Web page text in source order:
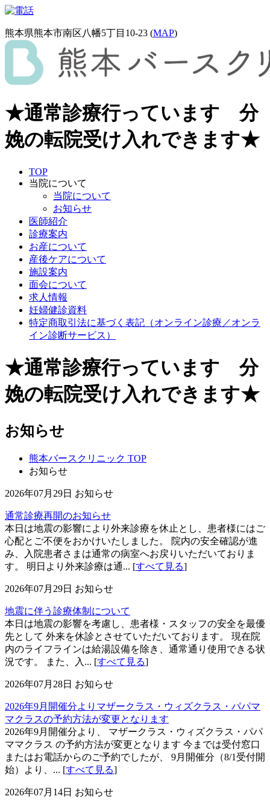
熊本県熊本市南区八幡5丁目10-23 (MAP)
★通常診療行っています 分
娩の転院受け入れできます★
TOP
当院について
当院について
お知らせ
医師紹介
診療案内
お産について
産後ケアについて
施設案内
面会について
求人情報
妊婦健診資料
特定商取引法に基づく表記（オンライン診療／オンラ
イン診断サービス）
★通常診療行っています 分
娩の転院受け入れできます★
お知らせ
熊本バースクリニック TOP
お知らせ
2026年07月29日 お知らせ
通常診療再開のお知らせ
本日は地震の影響により外来診療を休止とし、患者様にはご
心配とご不便をおかけいたしました。 院内の安全確認が進
み、入院患者さまは通常の病室へお戻りいただいておりま
す。 明日より外来診療は通... [すべて見る]
2026年07月29日 お知らせ
地震に伴う診療体制について
本日は地震の影響を考慮し、患者様・スタッフの安全を最優
先として 外来を休診とさせていただいております。 現在院
内のライフラインは給湯設備を除き、通常通り使用できる状
況です。 また、入... [すべて見る]
2026年07月28日 お知らせ
2026年9月開催分よりマザークラス・ウィズクラス・パパマ
マクラスの予約方法が変更となります
2026年9月開催分より、 マザークラス・ウィズクラス・パパ
ママクラス の予約方法が変更となります 今までは受付窓口
またはお電話からのご予約でしたが、 9月開催分（8/1受付開
始）より、... [すべて見る]
2026年07月14日 お知らせ